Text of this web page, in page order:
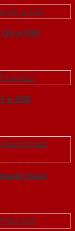
a-SGD
a-SGD
thanh thoat